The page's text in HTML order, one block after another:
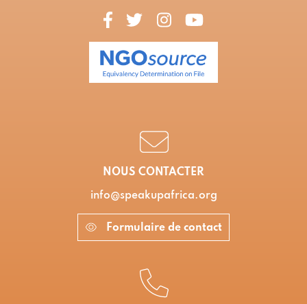
NOUS CONTACTER
info@speakupafrica.org
Formulaire de contact